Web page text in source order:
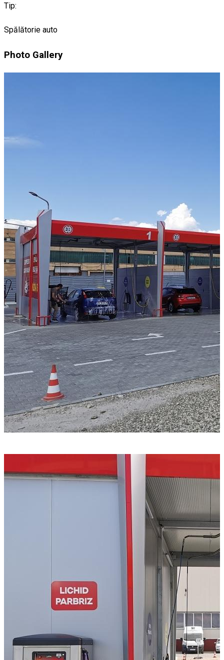
Tip:
Spălătorie auto
Photo Gallery